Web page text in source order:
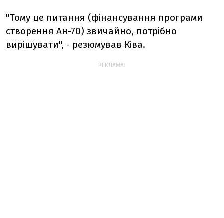
"Тому це питання (фінансування програми
створення Ан-70) звичайно, потрібно
вирішувати", - резюмував Ківа.
РЕКЛАМА: